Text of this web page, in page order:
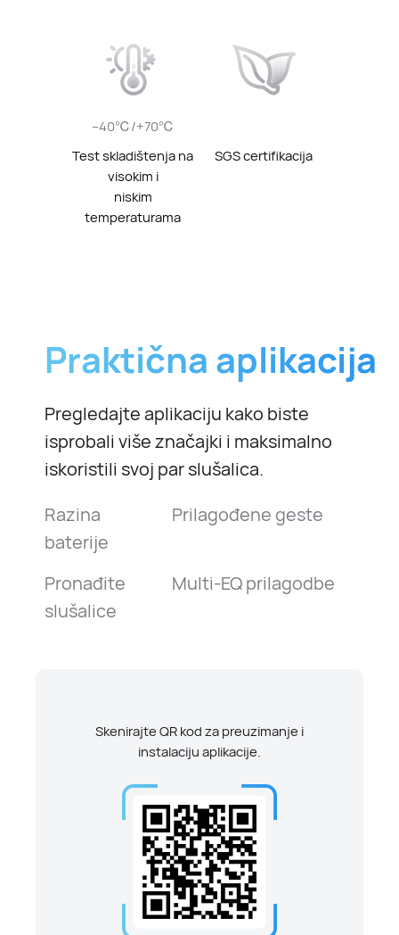
–40℃/+70℃
Test skladištenja na
visokim i
niskim
temperaturama
SGS certifikacija
Praktična aplikacija
Pregledajte aplikaciju kako biste
isprobali više značajki i maksimalno
iskoristili svoj par slušalica.
Razina
baterije
Prilagođene geste
Pronađite
slušalice
Multi-EQ prilagodbe
Skenirajte QR kod za preuzimanje i
instalaciju aplikacije.